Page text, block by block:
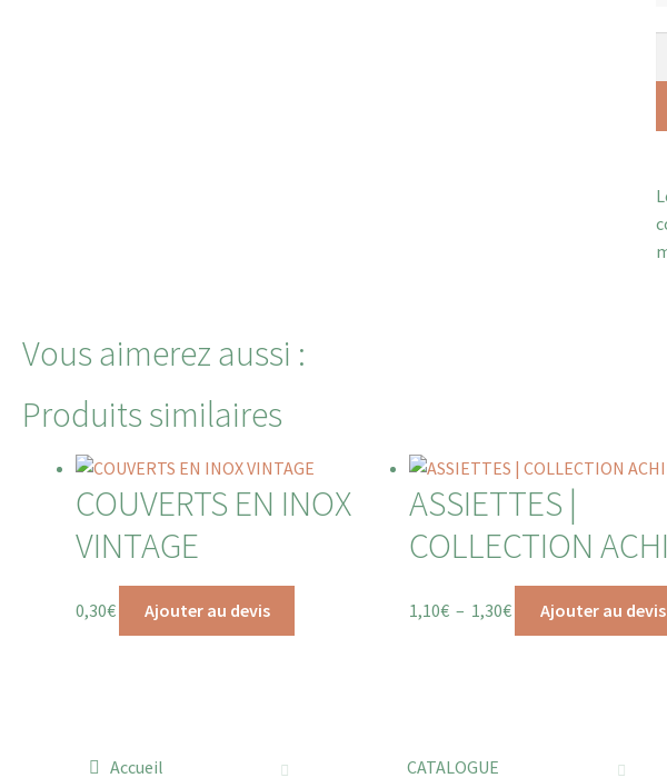
Vous aimerez aussi :
Produits similaires
COUVERTS EN INOX
VINTAGE
0,30€ Ajouter au devis
ASSIETTES |
COLLECTION
1,10€ – 1,30€ Ajouter au devis
Accueil CATALOGUE